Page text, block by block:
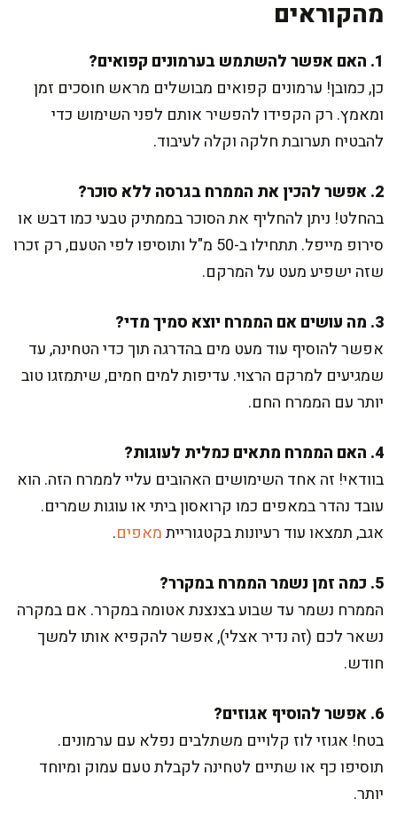
מהקוראים
1. האם אפשר להשתמש בערמונים קפואים?
כן, כמובן! ערמונים קפואים מבושלים מראש חוסכים זמן
ומאמץ. רק הקפידו להפשיר אותם לפני השימוש כדי
להבטיח תערובת חלקה וקלה לעיבוד.
2. אפשר להכין את הממרח בגרסה ללא סוכר?
בהחלט! ניתן להחליף את הסוכר בממתיק טבעי כמו דבש או
סירופ מייפל. תתחילו ב-50 מ"ל ותוסיפו לפי הטעם, רק זכרו
שזה ישפיע מעט על המרקם.
3. מה עושים אם הממרח יוצא סמיך מדי?
אפשר להוסיף עוד מעט מים בהדרגה תוך כדי הטחינה, עד
שמגיעים למרקם הרצוי. עדיפות למים חמים, שיתמזגו טוב
יותר עם הממרח החם.
4. האם הממרח מתאים כמלית לעוגות?
בוודאי! זה אחד השימושים האהובים עליי לממרח הזה. הוא
עובד נהדר במאפים כמו קרואסון ביתי או עוגות שמרים.
אגב, תמצאו עוד רעיונות בקטגורייתמאפים.
5. כמה זמן נשמר הממרח במקרר?
הממרח נשמר עד שבוע בצנצנת אטומה במקרר. אם במקרה
נשאר לכם (זה נדיר אצלי), אפשר להקפיא אותו למשך
חודש.
6. אפשר להוסיף אגוזים?
בטח! אגוזי לוז קלויים משתלבים נפלא עם ערמונים.
תוסיפו כף או שתיים לטחינה לקבלת טעם עמוק ומיוחד
יותר.